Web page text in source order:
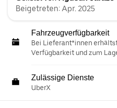
Beigetreten: Apr. 2025
Fahrzeugverfügbarkeit
Bei Lieferant*innen
Verfügbarkeit und zum
Zulässige Dienste
UberX